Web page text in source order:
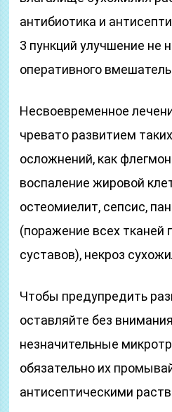
антибиотика и
3 пункций улучшение не
оперативного
Несвоевременное
чревато развитием
осложнений, как
воспаление жировой
остеомиелит, сепсис,
(поражение всех тканей
суставов), некроз
Чтобы предупредить
оставляйте без
незначительные
обязательно их
антисептическими